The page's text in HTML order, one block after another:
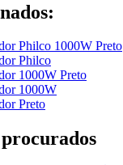
Philco 1000W Preto
Philco
1000W Preto
1000W
Preto